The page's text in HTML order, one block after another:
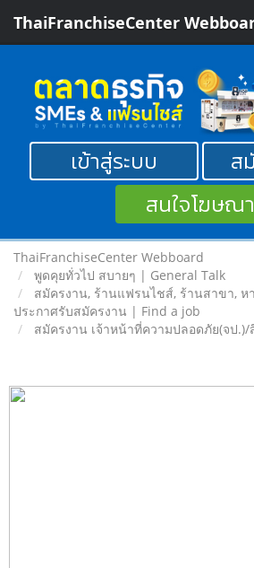
ThaiFranchiseCenter
เข้าสู่ระบบ
ส
สนใจโฆษณา
ThaiFranchiseCenter Webboard
พูดคุยทั่วไป สบายๆ | General Talk
สมัครงาน, ร้านแฟรนไชส์, ร้านสาขา, ห
ประกาศรับสมัครงาน | Find a job
สมัครงาน เจ้าหน้าที่ความปลอดภัย(จป.)/